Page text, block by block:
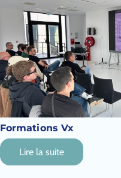
Formations Vx
Lire la suite